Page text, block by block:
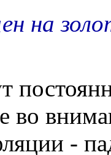
на
во
-